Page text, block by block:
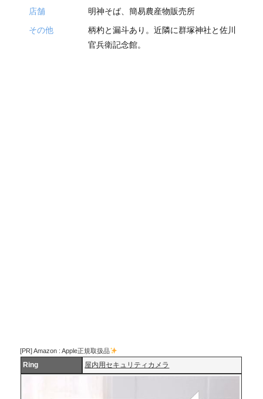
店舗 明神そば、簡易農産物販売所
その他
柄杓と漏斗あり。近隣に群塚神社と佐川
官兵衛記念館。
[PR] Amazon : Apple正規取扱品
Ring 屋内用セキュリティカメラ